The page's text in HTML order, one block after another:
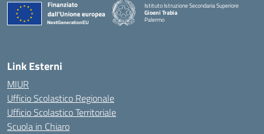
Istituto Istruzione Secondaria Superiore
Gioeni Trabia
Palermo
Link Esterni
MIUR
Ufficio Scolastico Regionale
Ufficio Scolastico Territoriale
Scuola in Chiaro